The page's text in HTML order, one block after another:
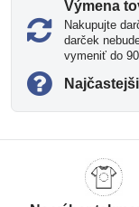
Výmena
Nakupujte
darček
vymeniť do